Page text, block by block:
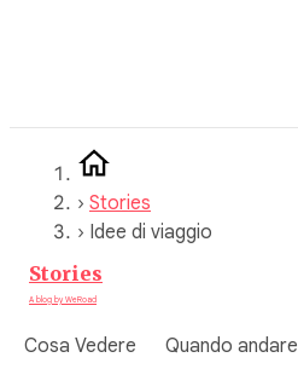
› Stories
› Idee di viaggio
Stories
A blog by WeRoad
Cosa Vedere Quando andare